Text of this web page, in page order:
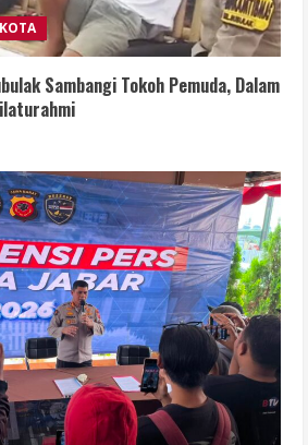
Sambangi Tokoh Pemuda, Dalam